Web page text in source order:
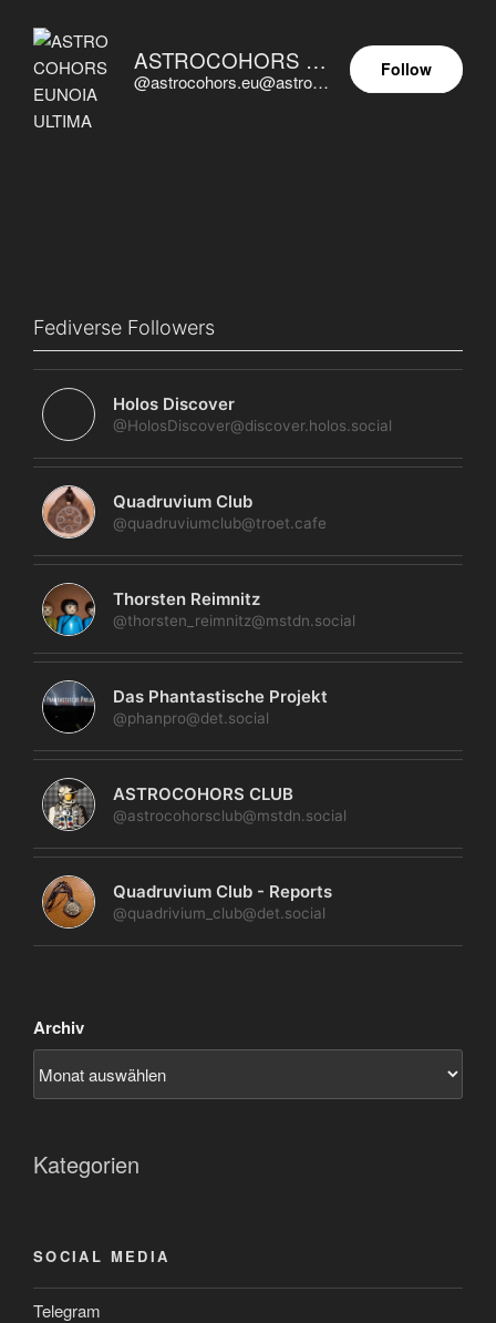
ASTROCOHORS EUNOIA ULTIMA
@astrocohors.eu@astrocohors.eu
Follow
Fediverse Followers
Holos Discover
@HolosDiscover@discover.holos.social
Quadruvium Club
@quadruviumclub@troet.cafe
Thorsten Reimnitz
@thorsten_reimnitz@mstdn.social
Das Phantastische Projekt
@phanpro@det.social
ASTROCOHORS CLUB
@astrocohorsclub@mstdn.social
Quadruvium Club - Reports
@quadrivium_club@det.social
Archiv
Kategorien
SOCIAL MEDIA
Telegram